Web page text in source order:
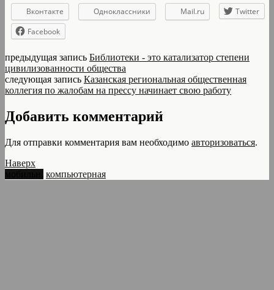
Вконтакте Одноклассники Mail.ru
Twitter
Facebook
предыдущая запись Библиотеки - это катализатор степени
цивилизованности общества
следующая запись Казанская региональная общественная
коллегия по жалобам на прессу начинает свою работу
Добавить комментарий
Для отправки комментария вам необходимо авторизоваться.
Наверх
компьютерная